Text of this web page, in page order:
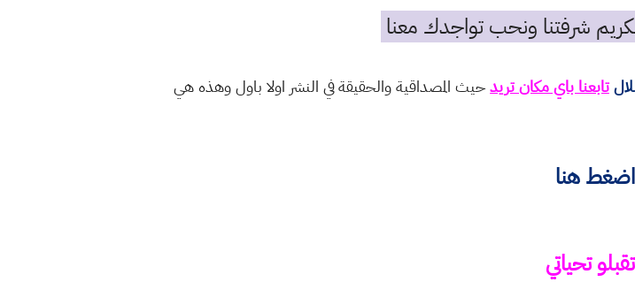
شرفتنا ونحب تواجدك معنا
تابعنا باي مكان تريدحيث المصداقية والحقيقة في النشر اولا باول وهذه هي
اضغط هنا
تحياتي